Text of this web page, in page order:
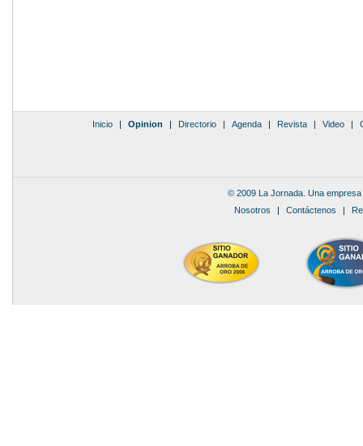
Inicio | Opinion | Directorio | Agenda | Revista | Video |
© 2009 La Jornada. Una
Nosotros | Contáctenos |